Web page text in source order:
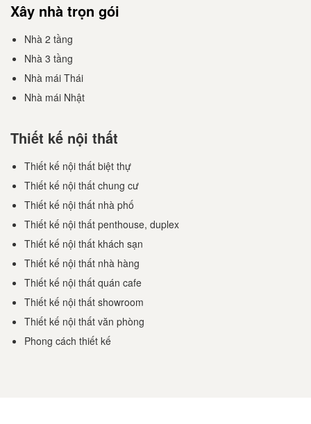
Xây nhà trọn gói
Nhà 2 tầng
Nhà 3 tầng
Nhà mái Thái
Nhà mái Nhật
Thiết kế nội thất
Thiết kế nội thất biệt thự
Thiết kế nội thất chung cư
Thiết kế nội thất nhà phố
Thiết kế nội thất penthouse, duplex
Thiết kế nội thất khách sạn
Thiết kế nội thất nhà hàng
Thiết kế nội thất quán cafe
Thiết kế nội thất showroom
Thiết kế nội thất văn phòng
Phong cách thiết kế